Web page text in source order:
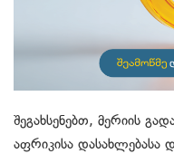
შეგახსენებთ, მერიის
აფრიკისა დასახლებასა